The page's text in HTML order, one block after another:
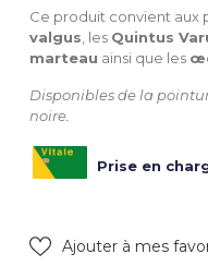
Ce produit convient aux
valgus , les Quintus
marteau ainsi que les
Disponibles de la
noire.
Prise en
Ajouter à mes